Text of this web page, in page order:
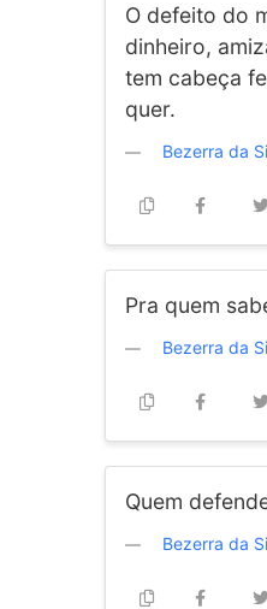
O defeito do
dinheiro,
tem cabeça
quer.
Bezerra da
Pra quem
Bezerra da
Quem
Bezerra da